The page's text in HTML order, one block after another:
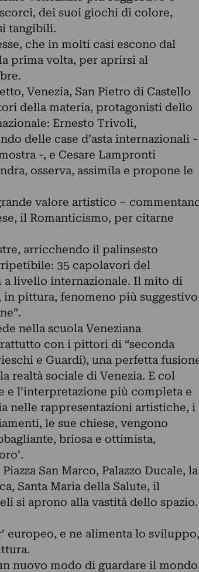
dei suoi giochi di colore,
tangibili.
che in molti casi escono dal
prima volta, per aprirsi al
Venezia, San Pietro di Castello
della materia, protagonisti dello
Ernesto Trivoli,
delle case d’asta internazionali -
-, e Cesare Lampronti
osserva, assimila e propone le
valore artistico –
il Romanticismo, per citarne
arricchendo il palinsesto
35 capolavori del
a livello internazionale. Il mito di
in pittura, fenomeno più suggestivo
nella scuola Veneziana
con i pittori di “seconda
e Guardi), una perfetta
realtà sociale di Venezia. E col
e l’interpretazione più completa e
nelle rappresentazioni artistiche, i
le sue chiese, vengono
briosa e ottimista,
San Marco, Palazzo Ducale, la
Santa Maria della Salute, il
si aprono alla vastità dello spazio.
europeo, e ne alimenta lo sviluppo,
nuovo modo di guardare il